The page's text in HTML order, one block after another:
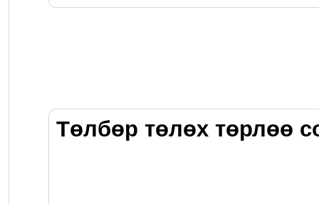
Төлбөр төлөх төрлөө